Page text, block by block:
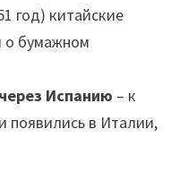
год) китайские
о бумажном
Испанию – к
появились в Италии,